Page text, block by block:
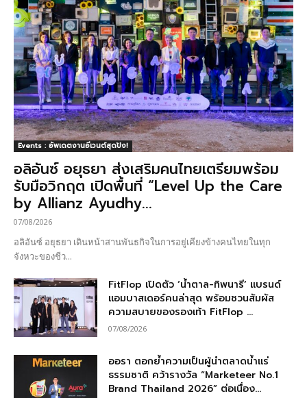
Events : อัพเดตงานอีเวนต์สุดปัง!
อลิอันซ์ อยุธยา ส่งเสริมคนไทยเตรียมพร้อม
รับมือวิกฤต เปิดพื้นที่ “Level Up the Care
by Allianz Ayudhy...
07/08/2026
อลิอันซ์ อยุธยา เดินหน้าสานพันธกิจในการอยู่เคียงข้างคนไทยในทุก
จังหวะของชีว...
FitFlop เปิดตัว ‘น้ำตาล-ทิพนารี’ แบรนด์
แอมบาสเดอร์คนล่าสุด พร้อมชวนสัมผัส
ความสบายของรองเท้า FitFlop ...
07/08/2026
ออรา ตอกย้ำความเป็นผู้นำตลาดน้ำแร่
ธรรมชาติ คว้ารางวัล “Marketeer No.1
Brand Thailand 2026” ต่อเนื่อง...